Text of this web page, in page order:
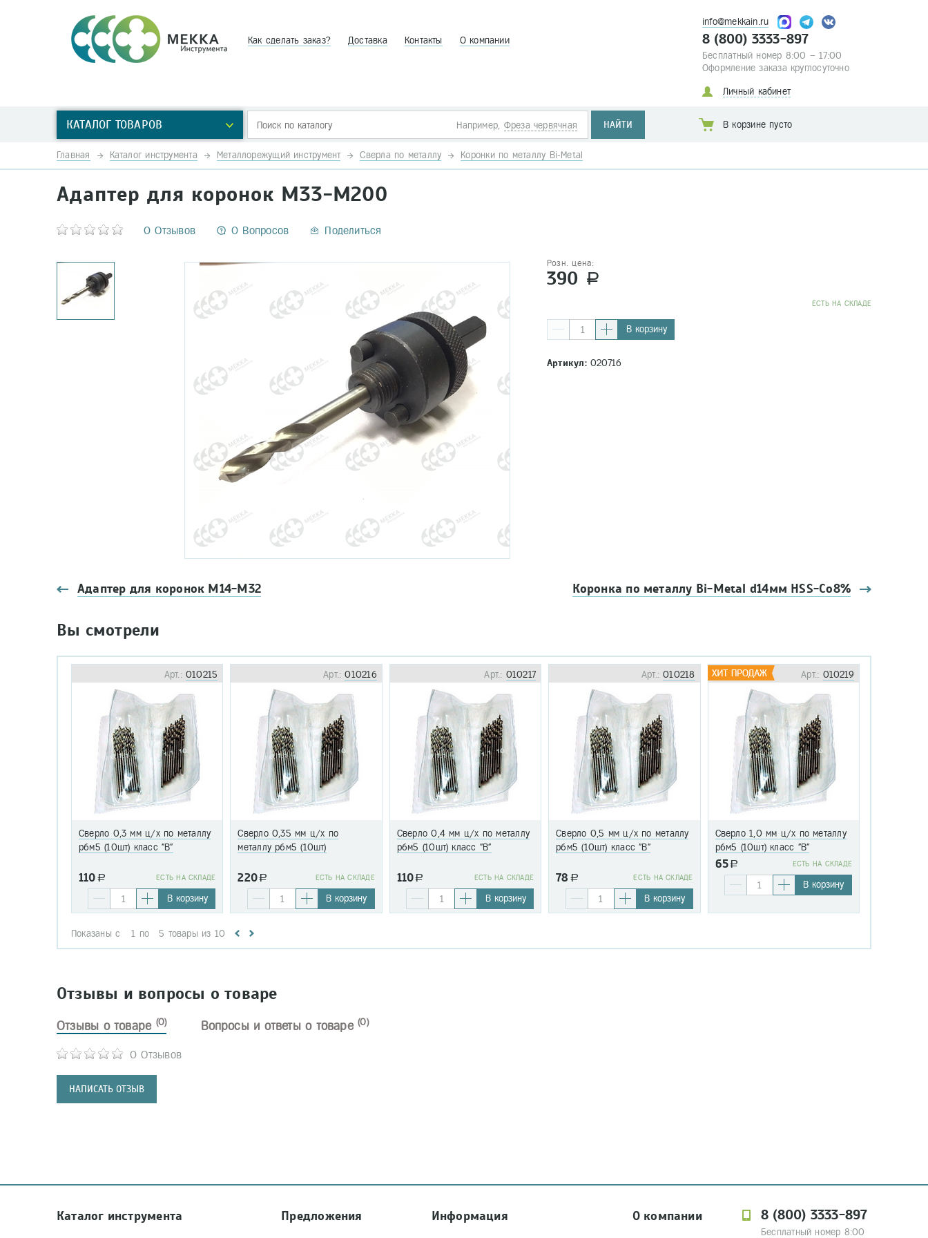
Как сделать заказ? Доставка Контакты О компании
info@mekkain.ru
8 (800) 3333-897
Бесплатный номер 8:00 – 17:00
Оформление заказа круглосуточно
Личный кабинет
КАТАЛОГ ТОВАРОВ Например, Фреза червячная НАЙТИ В корзине пусто
Главная Каталог инструмента Металлорежущий инструмент Сверла по металлу Коронки по металлу Bi-Metal
Адаптер для коронок М33-М200
0 Отзывов 0 Вопросов Поделиться
Розн. цена:
390 a
EСТЬ НА СКЛАДЕ
В корзину
Артикул:020716
Адаптер для коронок М14-М32 Коронка по металлу Bi-Metal d14мм HSS-Co8%
Вы смотрели
Арт.:010215
Сверло 0,3 мм ц/х по металлу
р6м5 (10шт) класс "В"
110 a EСТЬ НА СКЛАДЕ
В корзину
Арт.:010216
Сверло 0,35 мм ц/х по
металлу р6м5 (10шт)
220a EСТЬ НА СКЛАДЕ
В корзину
Арт.: 010217
Сверло 0,4 мм ц/х по металлу
р6м5 (10шт) класс "В"
110a EСТЬ НА СКЛАДЕ
В корзину
Арт.:010218
Сверло 0,5 мм ц/х по металлу
р6м5 (10шт) класс "В"
78 a EСТЬ НА СКЛАДЕ
В корзину
Арт.: 010219
Сверло 1,0 мм ц/х по металлу
р6м5 (10шт) класс "В"
65a EСТЬ НА СКЛАДЕ
В корзину
Показаны с 1 по 5 товары из 10
Отзывы и вопросы о товаре
Отзывы о товаре (0)
0 Отзывов
НАПИСАТЬ ОТЗЫВ
Вопросы и ответы о товаре(0)
Каталог инструмента Предложения Информация О компании 8 (800) 3333-897
Бесплатный номер 8:00